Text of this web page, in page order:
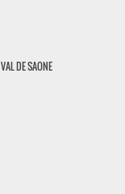
DE SAONE